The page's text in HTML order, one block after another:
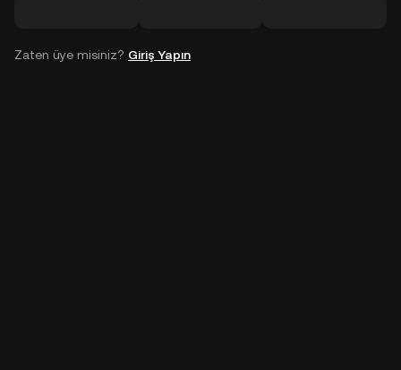
Zaten üye misiniz? Giriş Yapın